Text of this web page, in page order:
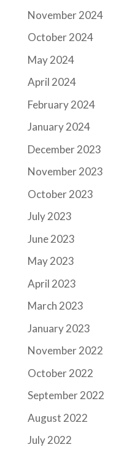
November 2024
October 2024
May 2024
April 2024
February 2024
January 2024
December 2023
November 2023
October 2023
July 2023
June 2023
May 2023
April 2023
March 2023
January 2023
November 2022
October 2022
September 2022
August 2022
July 2022